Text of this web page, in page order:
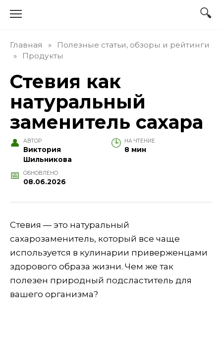
Главная »
Полезные статьи, обзоры и рейтинги
»
Продукты
Стевия как
натуральный
заменитель сахара
АВТОР
Виктория
Шильникова
НА ЧТЕНИЕ
8 мин
ОБНОВЛЕНО
08.06.2026
Стевия — это натуральный
сахарозаменитель, который все чаще
используется в кулинарии приверженцами
здорового образа жизни. Чем же так
полезен природный подсластитель для
вашего организма?